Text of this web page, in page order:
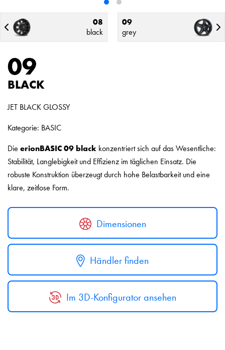
08
black
09
grey
09
BLACK
JET BLACK GLOSSY
Kategorie: BASIC
Die erionBASIC 09 black konzentriert sich auf das Wesentliche:
Stabilität, Langlebigkeit und Effizienz im täglichen Einsatz. Die
robuste Konstruktion überzeugt durch hohe Belastbarkeit und eine
klare, zeitlose Form.
Dimensionen
Händler finden
Im 3D-Konfigurator ansehen